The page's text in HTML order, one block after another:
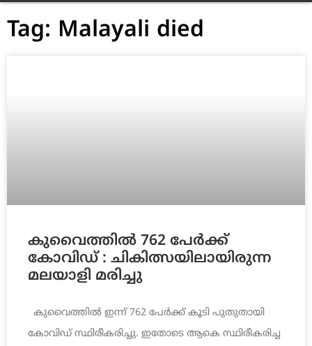
Tag: Malayali died
കുവൈത്തിൽ 762 പേർക്ക്
കോവിഡ് : ചികിത്സയിലായിരുന്ന
മലയാളി മരിച്ചു
കുവൈത്തിൽ ഇന്ന് 762 പേർക്ക് കൂടി പുതുതായി
കോവിഡ് സ്ഥിരീകരിച്ചു. ഇതോടെ ആകെ സ്ഥിരീകരിച്ച